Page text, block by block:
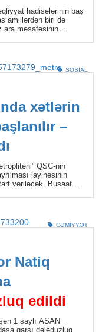
hadisələrinin baş
amillərdən biri də
ara məsafəsinin
SOSIAL
xətlərin
–
QSC-nin
layihəsinin
veriləcək. Busaat.az
CƏMIYYƏT
Natiq
edildi
1 saylı ASAN
qarşı dələduzluq